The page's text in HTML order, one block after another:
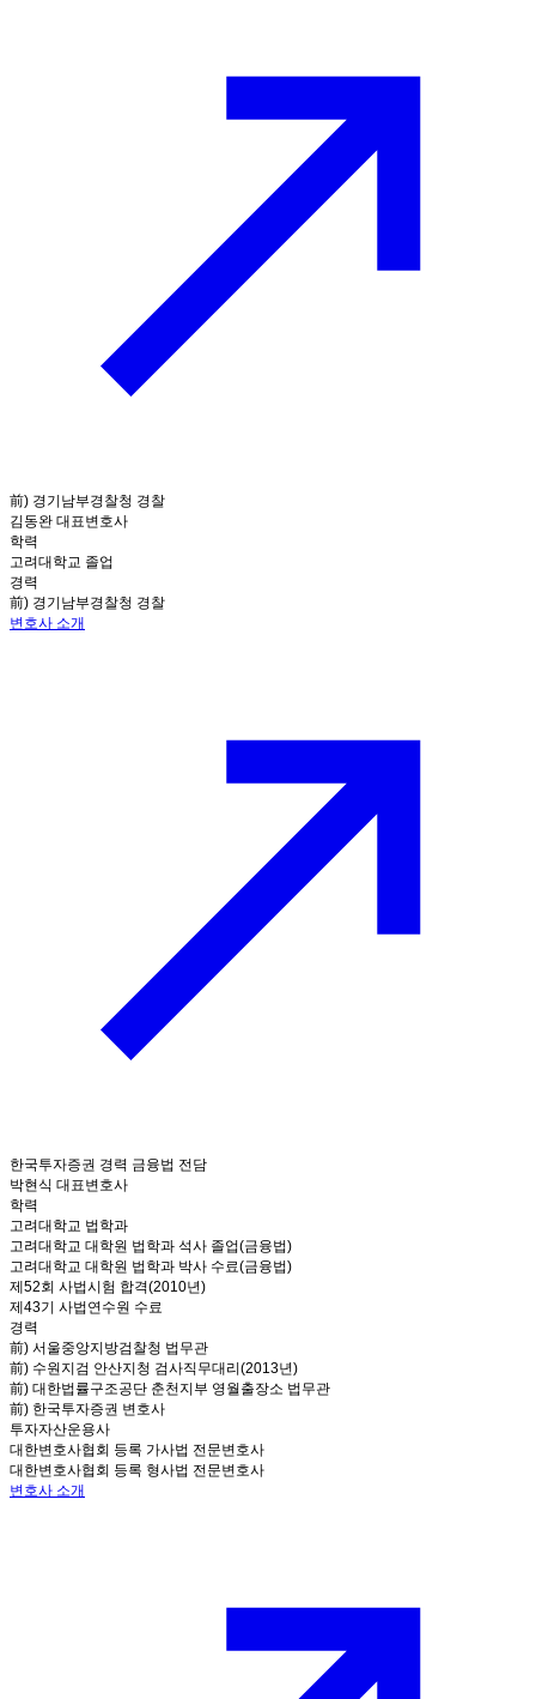
前) 경기남부경찰청 경찰
김동완 대표변호사
학력
고려대학교 졸업
경력
前) 경기남부경찰청 경찰
변호사 소개
한국투자증권 경력 금융법 전담
박현식 대표변호사
학력
고려대학교 법학과
고려대학교 대학원 법학과 석사 졸업(금융법)
고려대학교 대학원 법학과 박사 수료(금융법)
제52회 사법시험 합격(2010년)
제43기 사법연수원 수료
경력
前) 서울중앙지방검찰청 법무관
前) 수원지검 안산지청 검사직무대리(2013년)
前) 대한법률구조공단 춘천지부 영월출장소 법무관
前) 한국투자증권 변호사
투자자산운용사
대한변호사협회 등록 가사법 전문변호사
대한변호사협회 등록 형사법 전문변호사
변호사 소개